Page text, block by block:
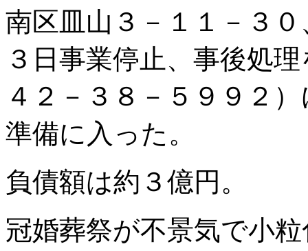
南区皿山３－１１－３
３日事業停止、事後処
４２－３８－５９９２
準備に入った。
負債額は約３億円。
冠婚葬祭が不景気で小